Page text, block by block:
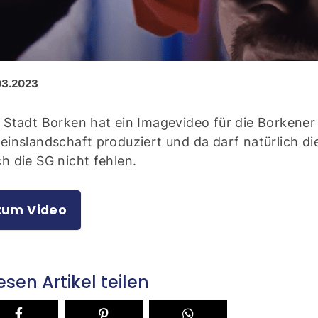
Stadt Borken hat ein Imagevideo für die Borkener
produziert und da darf natürlich
die SG nicht fehlen.
Video
Artikel teilen